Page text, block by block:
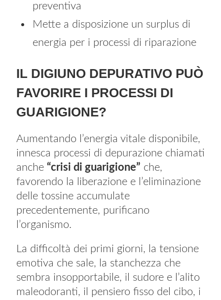
preventiva
Mette a disposizione un surplus di
energia per i processi di riparazione
IL DIGIUNO DEPURATIVO PUÒ
FAVORIRE I PROCESSI DI
GUARIGIONE?
Aumentando l’energia vitale disponibile,
innesca processi di depurazione chiamati
anche “crisi di guarigione” che,
favorendo la liberazione e l’eliminazione
delle tossine accumulate
precedentemente, purificano
l’organismo.
La difficoltà dei primi giorni, la tensione
emotiva che sale, la stanchezza che
sembra insopportabile, il sudore e l’alito
maleodoranti, il pensiero fisso del cibo, i